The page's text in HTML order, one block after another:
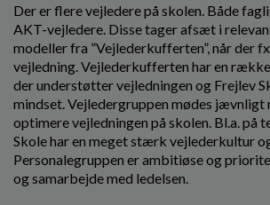
Der er flere vejledere på skolen. Både
AKT-vejledere. Disse tager afsæt i
modeller fra ”Vejlederkufferten”, når der
vejledning. Vejlederkufferten har en
der understøtter vejledningen og Frejlev
mindset. Vejledergruppen mødes jævnligt
optimere vejledningen på skolen. Bl.a. på
Skole har en meget stærk vejlederkultur
Personalegruppen er ambitiøse og
og samarbejde med ledelsen.